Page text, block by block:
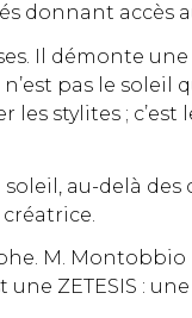
donnant accès
Il démonte une
pas le soleil
stylites ; c’est
au-delà
M.
ZETESIS :